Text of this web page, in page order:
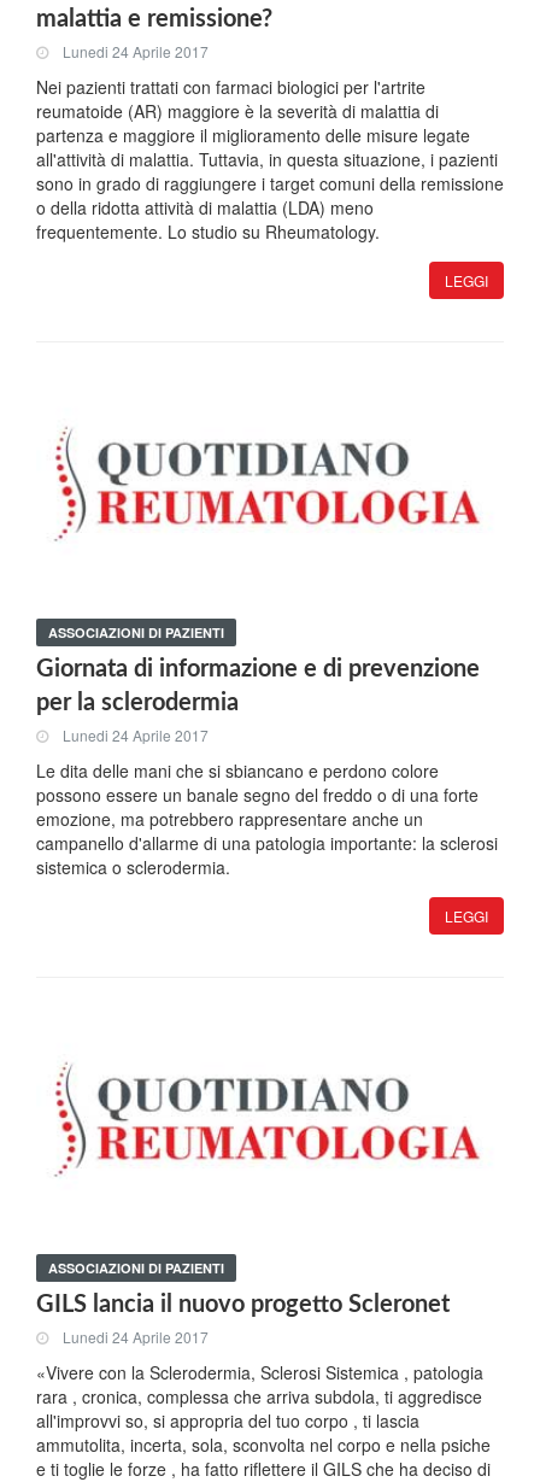
malattia e remissione?
Lunedi 24 Aprile 2017
Nei pazienti trattati con farmaci biologici per l'artrite
reumatoide (AR) maggiore è la severità di malattia di
partenza e maggiore il miglioramento delle misure legate
all'attività di malattia. Tuttavia, in questa situazione, i pazienti
sono in grado di raggiungere i target comuni della remissione
o della ridotta attività di malattia (LDA) meno
frequentemente. Lo studio su Rheumatology.
LEGGI
ASSOCIAZIONI DI PAZIENTI
Giornata di informazione e di prevenzione
per la sclerodermia
Lunedi 24 Aprile 2017
Le dita delle mani che si sbiancano e perdono colore
possono essere un banale segno del freddo o di una forte
emozione, ma potrebbero rappresentare anche un
campanello d'allarme di una patologia importante: la sclerosi
sistemica o sclerodermia.
LEGGI
ASSOCIAZIONI DI PAZIENTI
GILS lancia il nuovo progetto Scleronet
Lunedi 24 Aprile 2017
«Vivere con la Sclerodermia, Sclerosi Sistemica , patologia
rara , cronica, complessa che arriva subdola, ti aggredisce
all'improvvi so, si appropria del tuo corpo , ti lascia
ammutolita, incerta, sola, sconvolta nel corpo e nella psiche
e ti toglie le forze , ha fatto riflettere il GILS che ha deciso di